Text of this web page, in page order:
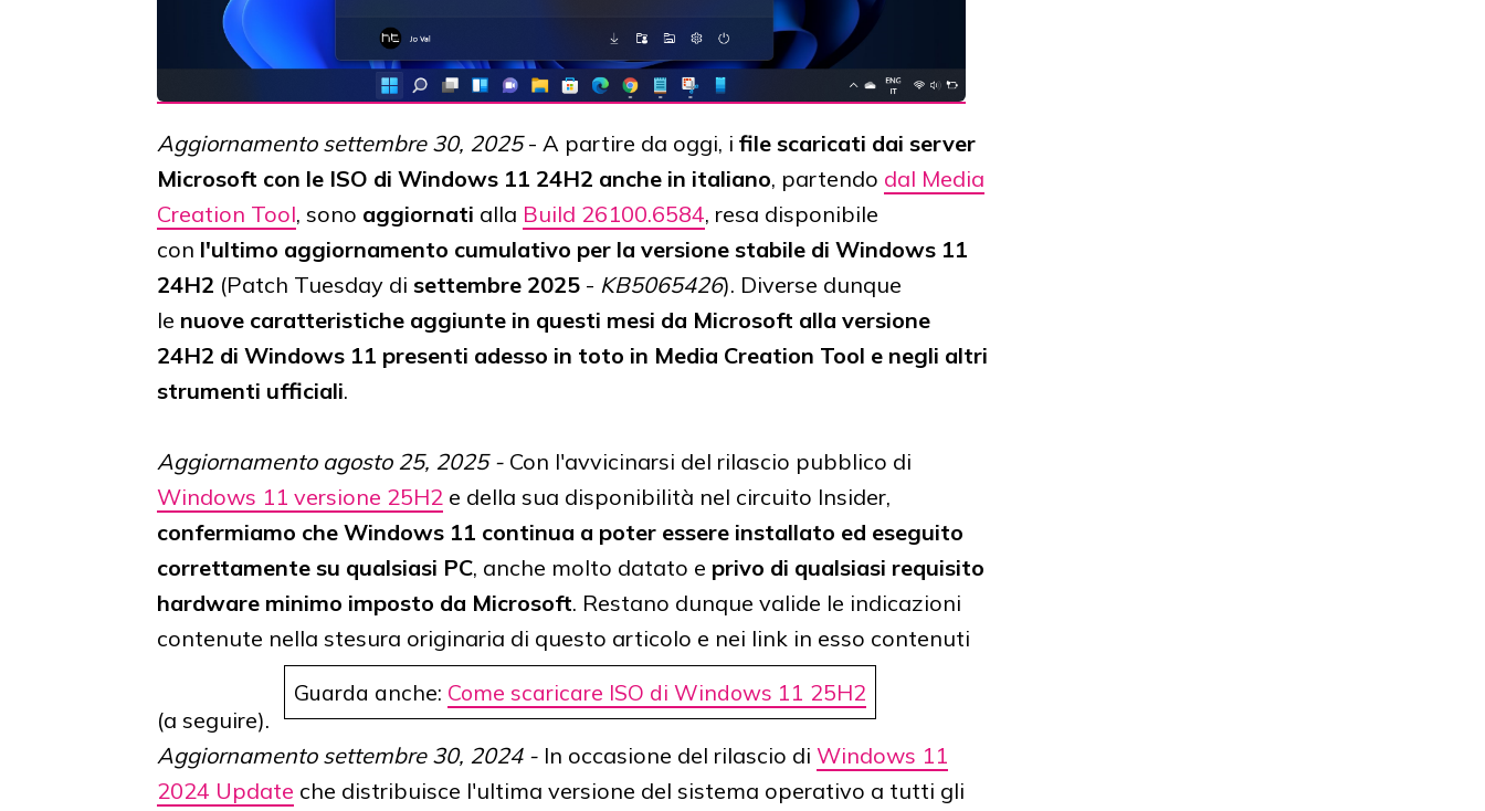
Aggiornamento settembre 30, 2025- A partire da oggi, i file scaricati dai server
Microsoft con le ISO di Windows 11 24H2 anche in italiano, partendo dal Media
Creation Tool, sono aggiornati alla Build 26100.6584, resa disponibile
con l'ultimo aggiornamento cumulativo per la versione stabile di Windows 11
24H2 (Patch Tuesday di settembre 2025 - KB5065426). Diverse dunque
le nuove caratteristiche aggiunte in questi mesi da Microsoft alla versione
24H2 di Windows 11 presenti adesso in toto in Media Creation Tool e negli altri
strumenti ufficiali.
Aggiornamento agosto 25, 2025 - Con l'avvicinarsi del rilascio pubblico di
Windows 11 versione 25H2 e della sua disponibilità nel circuito Insider,
confermiamo che Windows 11 continua a poter essere installato ed eseguito
correttamente su qualsiasi PC, anche molto datato e privo di qualsiasi requisito
hardware minimo imposto da Microsoft. Restano dunque valide le indicazioni
contenute nella stesura originaria di questo articolo e nei link in esso contenuti
(a seguire).
Guarda anche: Come scaricare ISO di Windows 11 25H2
Aggiornamento settembre 30, 2024 - In occasione del rilascio di Windows 11
2024 Update che distribuisce l'ultima versione del sistema operativo a tutti gli